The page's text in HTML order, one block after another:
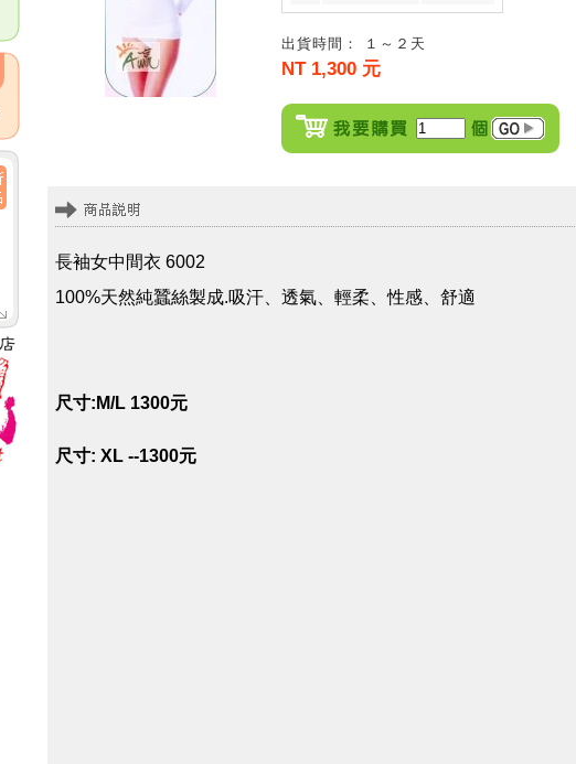
出貨時間： １～２天
NT 1,300 元
長袖女中間衣 6002
100%天然純蠶絲製成.吸汗、透氣、輕柔、性感、舒適
尺寸:M/L 1300元
尺寸: XL --1300元